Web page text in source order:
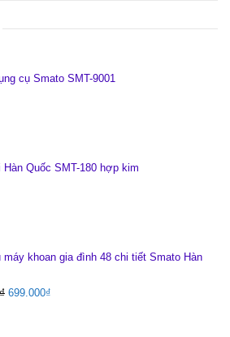
cụ Smato SMT-9001
Hàn Quốc SMT-180 hợp kim
máy khoan gia đình 48 chi tiết Smato Hàn
₫ 699.000₫